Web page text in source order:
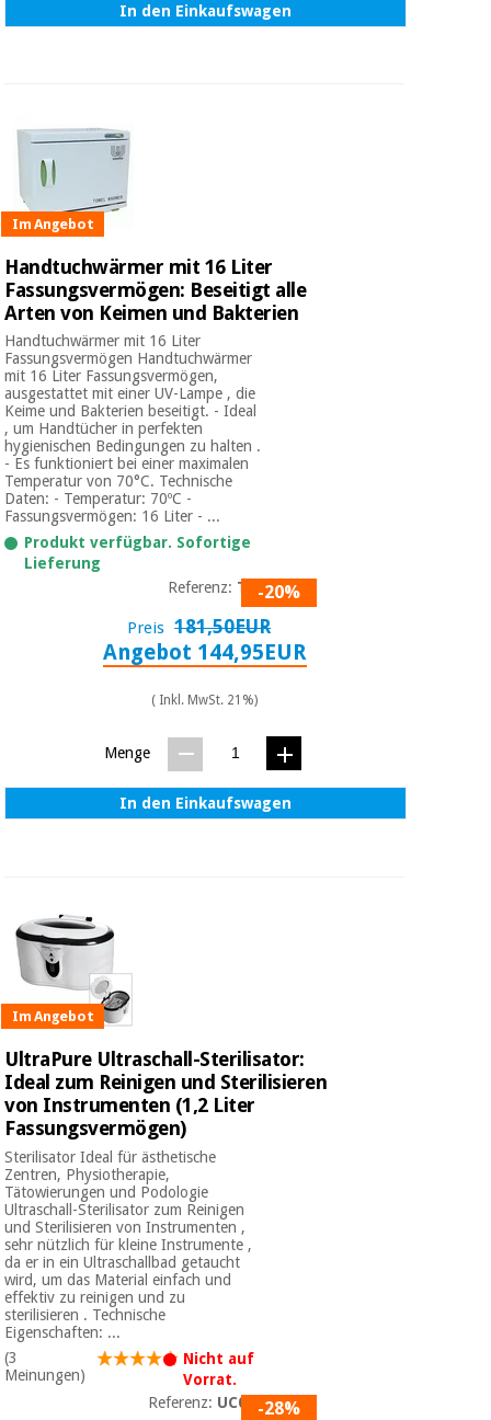
In den Einkaufswagen
Im Angebot
Handtuchwärmer mit 16 Liter
Fassungsvermögen: Beseitigt alle
Arten von Keimen und Bakterien
Handtuchwärmer mit 16 Liter
Fassungsvermögen Handtuchwärmer
mit 16 Liter Fassungsvermögen,
ausgestattet mit einer UV-Lampe , die
Keime und Bakterien beseitigt. - Ideal
, um Handtücher in perfekten
hygienischen Bedingungen zu halten .
- Es funktioniert bei einer maximalen
Temperatur von 70°C. Technische
Daten: - Temperatur: 70ºC -
Fassungsvermögen: 16 Liter - ...
Produkt verfügbar. Sofortige
Lieferung
Referenz: T03-20%
Preis 181,50EUR
Angebot 144,95EUR
( Inkl. MwSt. 21%)
Menge
In den Einkaufswagen
Im Angebot
UltraPure Ultraschall-Sterilisator:
Ideal zum Reinigen und Sterilisieren
von Instrumenten (1,2 Liter
Fassungsvermögen)
Sterilisator Ideal für ästhetische
Zentren, Physiotherapie,
Tätowierungen und Podologie
Ultraschall-Sterilisator zum Reinigen
und Sterilisieren von Instrumenten ,
sehr nützlich für kleine Instrumente ,
da er in ein Ultraschallbad getaucht
wird, um das Material einfach und
effektiv zu reinigen und zu
sterilisieren . Technische
Eigenschaften: ...
(3
Meinungen)
Nicht auf
Vorrat.
Referenz: UC001-28%